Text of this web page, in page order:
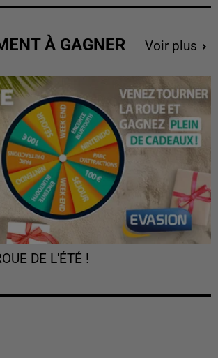
À GAGNER Voir plus
DE L'ÉTÉ !